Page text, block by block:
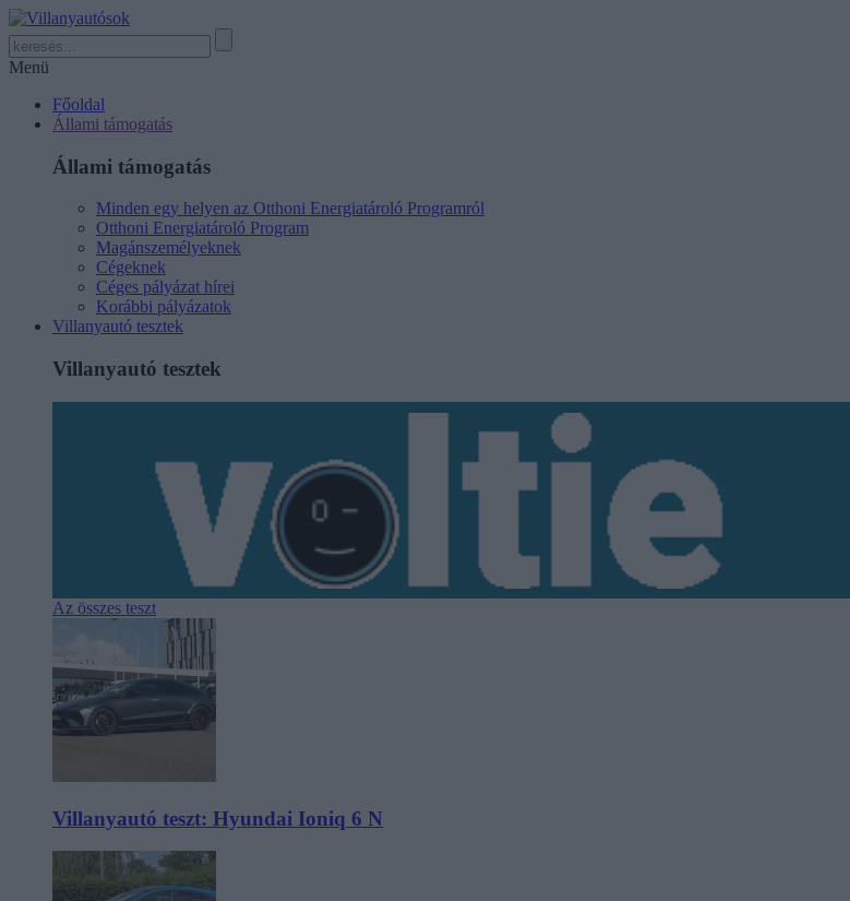
Menü
Főoldal
Állami támogatás
Állami támogatás
Minden egy helyen az Otthoni Energiatároló Programról
Otthoni Energiatároló Program
Magánszemélyeknek
Cégeknek
Céges pályázat hírei
Korábbi pályázatok
Villanyautó tesztek
Villanyautó tesztek
Az összes teszt
Villanyautó teszt: Hyundai Ioniq 6 N